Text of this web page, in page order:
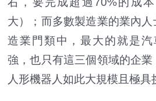
大）；而多數製造業的業內
造業門類中，最大的就是
強，也只有這三個領域的企
人形機器人如此大規模且極具